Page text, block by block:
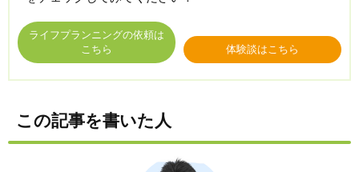
ライフプランニングの依頼は
こちら
体験談はこちら
この記事を書いた人